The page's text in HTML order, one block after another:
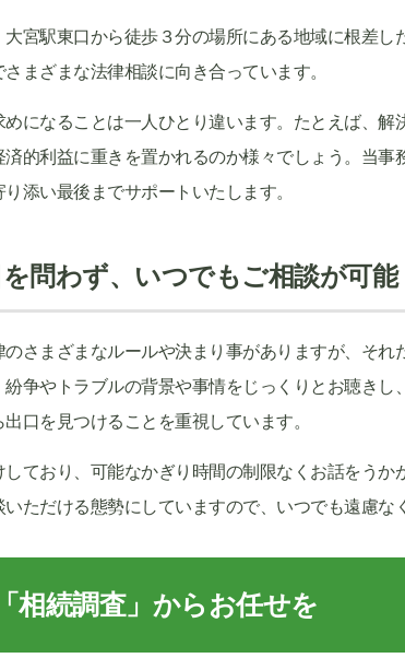
宮駅東口から徒歩３分の場所にある地域に根差し
まざまな法律相談に向き合っています。
になることは一人ひとり違います。たとえば、解
的利益に重きを置かれるのか様々でしょう。当事
添い最後までサポートいたします。
問わず、いつでもご相談が可能
さまざまなルールや決まり事がありますが、それ
争やトラブルの背景や事情をじっくりとお聴きし
口を見つけることを重視しています。
ており、可能なかぎり時間の制限なくお話をうか
ただける態勢にしていますので、いつでも遠慮な
相続調査」からお任せを